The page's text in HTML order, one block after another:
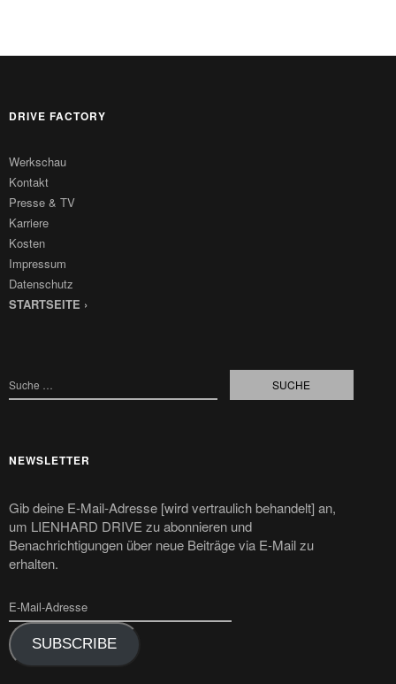
DRIVE FACTORY
Werkschau
Kontakt
Presse & TV
Karriere
Kosten
Impressum
Datenschutz
STARTSEITE ›
NEWSLETTER
Gib deine E-Mail-Adresse [wird vertraulich behandelt] an,
um LIENHARD DRIVE zu abonnieren und
Benachrichtigungen über neue Beiträge via E-Mail zu
erhalten.
SUBSCRIBE